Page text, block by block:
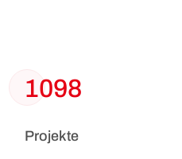
1098
Projekte